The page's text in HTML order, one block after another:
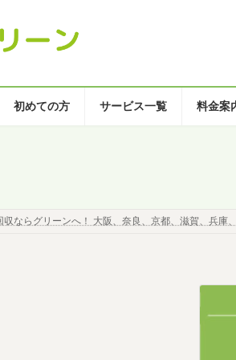
初めての方 サービス一覧 料金案
収ならグリーンへ！ 大阪、奈良、京都、滋賀、兵庫